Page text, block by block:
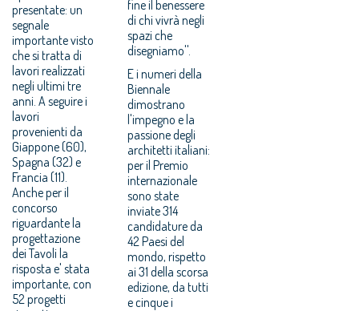
presentate: un
segnale
importante visto
che si tratta di
lavori realizzati
negli ultimi tre
anni. A seguire i
lavori
provenienti da
Giappone (60),
Spagna (32) e
Francia (11).
Anche per il
concorso
riguardante la
progettazione
dei Tavoli la
risposta e' stata
importante, con
52 progetti
fine il benessere
di chi vivrà negli
spazi che
disegniamo''.
E i numeri della
Biennale
dimostrano
l'impegno e la
passione degli
architetti italiani:
per il Premio
internazionale
sono state
inviate 314
candidature da
42 Paesi del
mondo, rispetto
ai 31 della scorsa
edizione, da tutti
e cinque i